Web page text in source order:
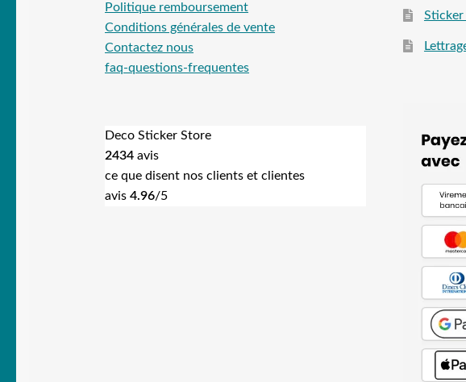
Politique remboursement
Conditions générales de vente
Contactez nous
faq-questions-frequentes
Deco Sticker Store
2434 avis
ce que disent nos clients et clientes
avis4.96/5
Sticker